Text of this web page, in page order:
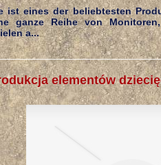
ist eines der beliebtesten
ganze Reihe von
a...
elementów